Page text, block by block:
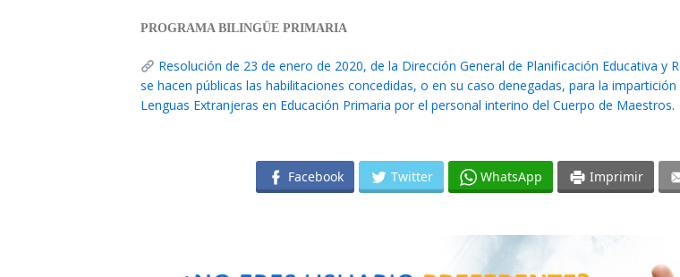
PROGRAMA BILINGÜE PRIMARIA
Resolución de 23 de enero de 2020, de la Dirección General de Planificación Educativa y
se hacen públicas las habilitaciones concedidas, o en su caso denegadas, para la
Lenguas Extranjeras en Educación Primaria por el personal interino del Cuerpo de Maestros.
Facebook Twitter WhatsApp Imprimir